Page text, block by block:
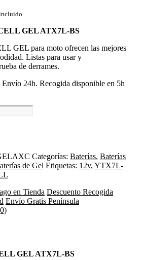
GEL ATX7L-BS
GEL para moto ofrecen las mejores
Listas para usar y
de derrames.
Envío 24h. Recogida disponible en 5h
Categorías: Baterías, Baterías
de Gel Etiquetas: 12v, YTX7L-
en Tienda Descuento Recogida
Envío Gratis Península
GEL ATX7L-BS